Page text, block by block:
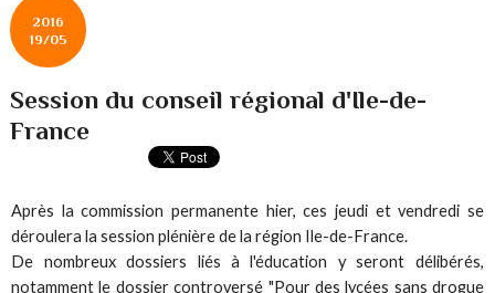
2016
19/05
Session du conseil régional d'Ile-de-
France
Après la commission permanente hier, ces jeudi et vendredi se
déroulera la session plénière de la région Ile-de-France.
De nombreux dossiers liés à l'éducation y seront délibérés,
notamment le dossier controversé "Pour des lycées sans drogue